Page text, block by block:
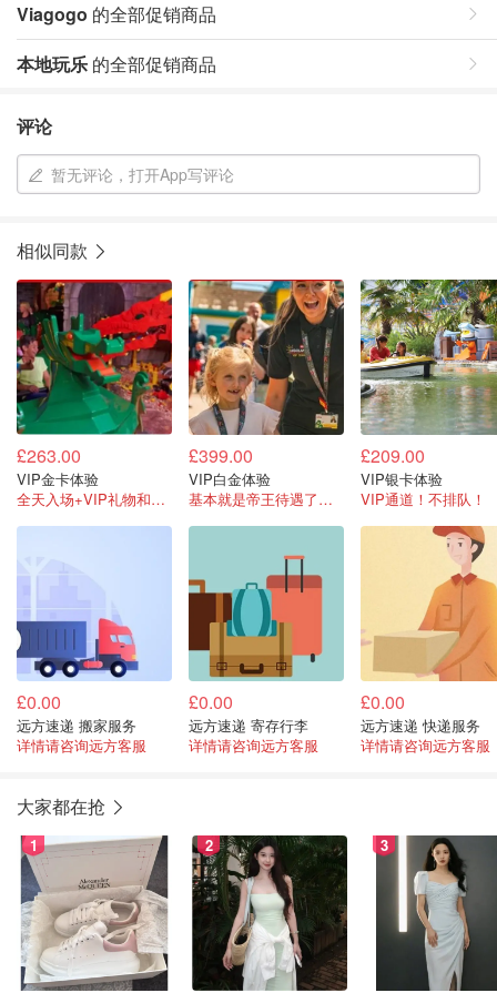
Viagogo 的全部促销商品
本地玩乐 的全部促销商品
评论
暂无评论，打开App写评论
相似同款
£263.00
VIP金卡体验
全天入场+VIP礼物和通道+饮品餐券
£399.00
VIP白金体验
基本就是帝王待遇了！直接包餐！
£209.00
VIP银卡体验
VIP通道！不排队！
£0.00
远方速递 搬家服务
详情请咨询远方客服
£0.00
远方速递 寄存行李
详情请咨询远方客服
£0.00
远方速递 快递服务
详情请咨询远方客服
大家都在抢
1 2 3